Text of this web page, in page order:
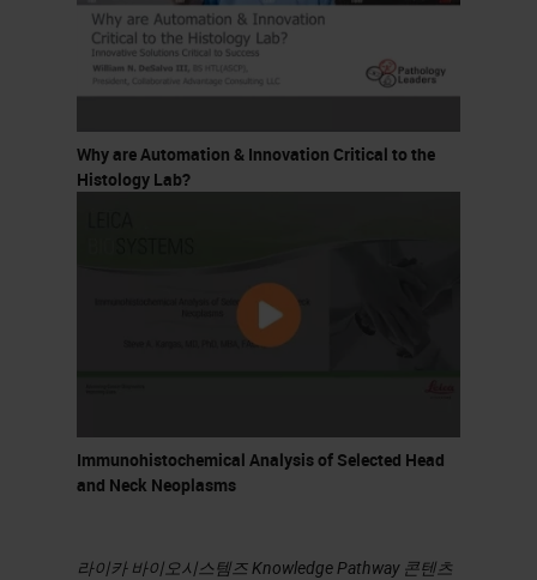
Why are Automation & Innovation Critical to the
Histology Lab?
Immunohistochemical Analysis of Selected Head
and Neck Neoplasms
라이카 바이오시스템즈 Knowledge Pathway 콘텐츠